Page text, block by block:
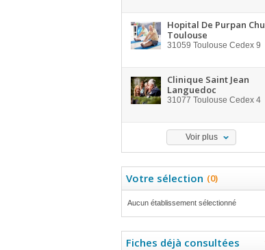
Hopital De Purpan Chu
Toulouse
31059 Toulouse Cedex 9
Clinique Saint Jean
Languedoc
31077 Toulouse Cedex 4
Voir plus
Votre sélection (0)
Aucun établissement sélectionné
Fiches déjà consultées